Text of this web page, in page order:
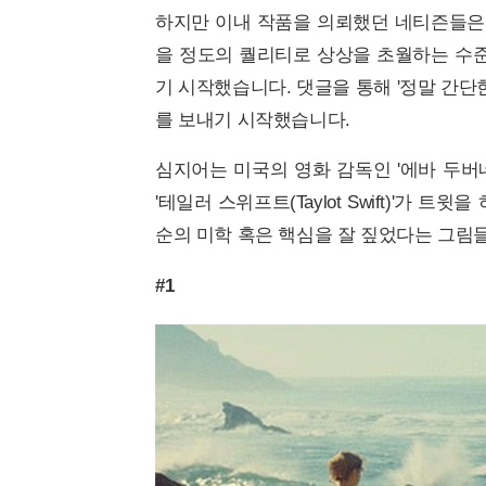
하지만 이내 작품을 의뢰했던 네티즌들
을 정도의 퀄리티로 상상을 초월하는 수
기 시작했습니다. 댓글을 통해 '정말 간
를 보내기 시작했습니다.
심지어는 미국의 영화 감독인 '에바 두
'테일러 스위프트(Taylot Swift)'가 트윗
순의 미학 혹은 핵심을 잘 짚었다는 그림
#1